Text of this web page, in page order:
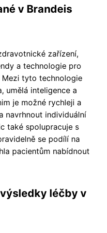
v Brandeis
zařízení,
a technologie pro
tyto technologie
umělá inteligence a
je možné rychleji a
navrhnout individuální
také spolupracuje s
se podílí na
pacientům nabídnout
léčby v